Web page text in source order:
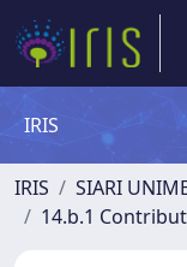
IRIS
IRIS SIARI
14.b.1